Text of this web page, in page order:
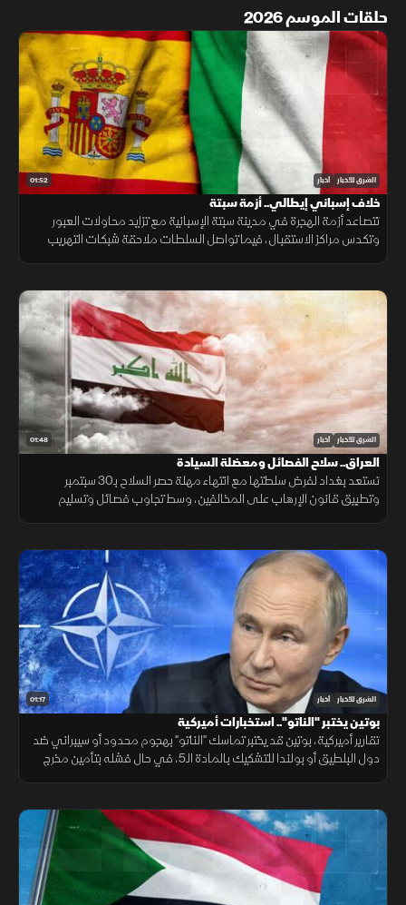
حلقات الموسم 2026
01:52 الشرق للأخبار أخبار
خلاف إسباني إيطالي.. أزمة سبتة
تتصاعد أزمة الهجرة في مدينة سبتة الإسبانية مع تزايد محاولات العبور
وتكدس مراكز الاستقبال، فيما تواصل السلطات ملاحقة شبكات التهريب
01:48 الشرق للأخبار أخبار
العراق.. سلاح الفصائل ومعضلة السيادة
تستعد بغداد لفرض سلطتها مع انتهاء مهلة حصر السلاح بـ30 سبتمبر
وتطبيق قانون الإرهاب على المخالفين، وسط تجاوب فصائل وتسليم
01:17 الشرق للأخبار أخبار
بوتين يختبر "الناتو".. استخبارات أميركية
تقارير أميركية، بوتين قد يختبر تماسك "الناتو" بهجوم محدود أو سيبراني ضد
دول البلطيق أو بولندا للتشكيك بالمادة الـ5، في حال فشله بتأمين مخرج